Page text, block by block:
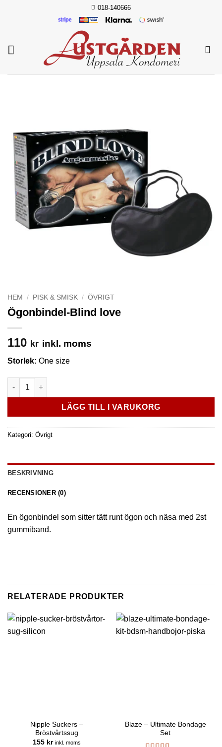
018-140666
HEM / PISK & SMISK / ÖVRIGT
Ögonbindel-Blind love
110 kr inkl. moms
Storlek: One size
Ögonbindel-Blind love mängd
LÄGG TILL I VARUKORG
Kategori: Övrigt
BESKRIVNING
RECENSIONER (0)
En ögonbindel som sitter tätt runt ögon och näsa med 2st
gummiband.
RELATERADE PRODUKTER
Nipple Suckers –
Bröstvårtssug
155 kr inkl. moms
Blaze – Ultimate Bondage
Set